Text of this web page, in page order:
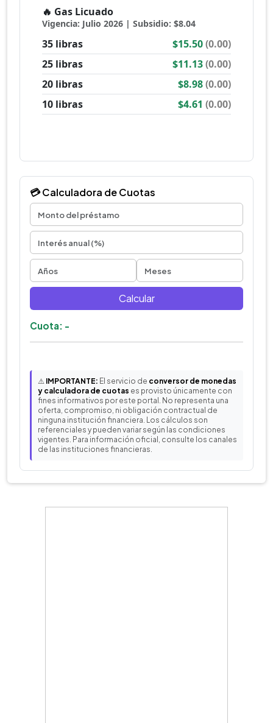
💳 Calculadora de Cuotas
Calcular
Cuota: -
⚠️ IMPORTANTE: El servicio de conversor de monedas
y calculadora de cuotas es provisto únicamente con
fines informativos por este portal. No representa una
oferta, compromiso, ni obligación contractual de
ninguna institución financiera. Los cálculos son
referenciales y pueden variar según las condiciones
vigentes. Para información oficial, consulte los canales
de las instituciones financieras.